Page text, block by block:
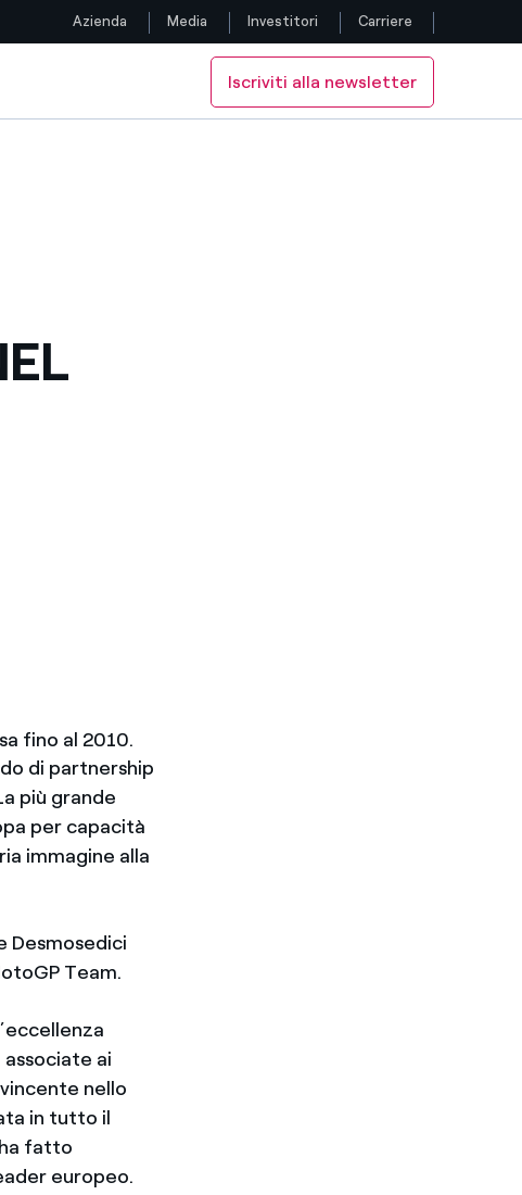
Seguici
Azienda Media Investitori Carriere
Iscriviti alla newsletter
fino al 2010.
di partnership
più grande
per capacità
immagine alla
Desmosedici
Team.
ai
nello
in tutto il
fatto
europeo.